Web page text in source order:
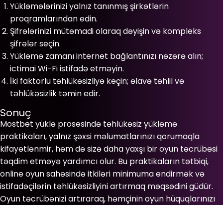
Yükləmələrinizi yalnız tanınmış şirkətlərin
proqramlarından edin.
Şifrələrinizi mütəmadi olaraq dəyişin və kompleks
şifrələr seçin.
Yükləmə zamanı internet bağlantınızı nəzərə alın;
ictimai Wi-Fi istifadə etməyin.
İki faktorlu təhlükəsizliyə keçin; əlavə təhlil və
təhlükəsizlik təmin edir.
Sonuç
Mostbet yüklə prosesində təhlükəsiz yükləmə
praktikaları, yalnız şəxsi məlumatlarınızı qorumaqla
kifayətlənmir, həm də sizə daha yaxşı bir oyun təcrübəsi
təqdim etməyə yardımcı olur. Bu praktikaların tətbiqi,
online oyun sahəsində itkiləri minimuma endirmək və
istifadəçilərin təhlükəsizliyini artırmaq məqsədini güdür.
Oyun təcrübənizi artıraraq, həmçinin oyun hüquqlarınızı